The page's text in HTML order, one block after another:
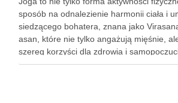
sposób na odnalezienie harmonii ciała i
siedzącego bohatera, znana jako
asan, które nie tylko angażują mięśnie,
szereg korzyści dla zdrowia i
praktykowanie tej pozycji może poprawić